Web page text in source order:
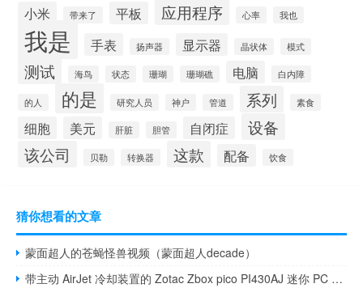
小米 带来了 平板 应用程序 心率 我也
我是 手表 扬声器 显示器 晶状体 模式
测试 海鸟 状态 珊瑚 珊瑚礁 电脑 白内障
的人 的是 研究人员 神户 管道 系列 素食
细胞 美元 肝脏 胆管 自闭症
设备
该公司
贝勒 转换器 这款 配备 饮食
猜你想看的文章
蒙面超人的苍蝇怪兽视频（蒙面超人decade）
带主动 AirJet 冷却装置的 Zotac Zbox pico PI430AJ 迷你 PC 评测